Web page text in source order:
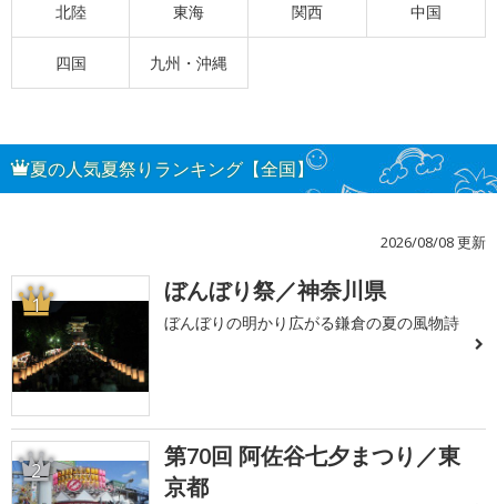
北陸 東海 関西 中国
四国 九州・沖縄
夏の人気夏祭りランキング【全国】
2026/08/08 更新
1 ぼんぼり祭／神奈川県
ぼんぼりの明かり広がる鎌倉の夏の風物詩
2
第70回 阿佐谷七夕まつり／東
京都